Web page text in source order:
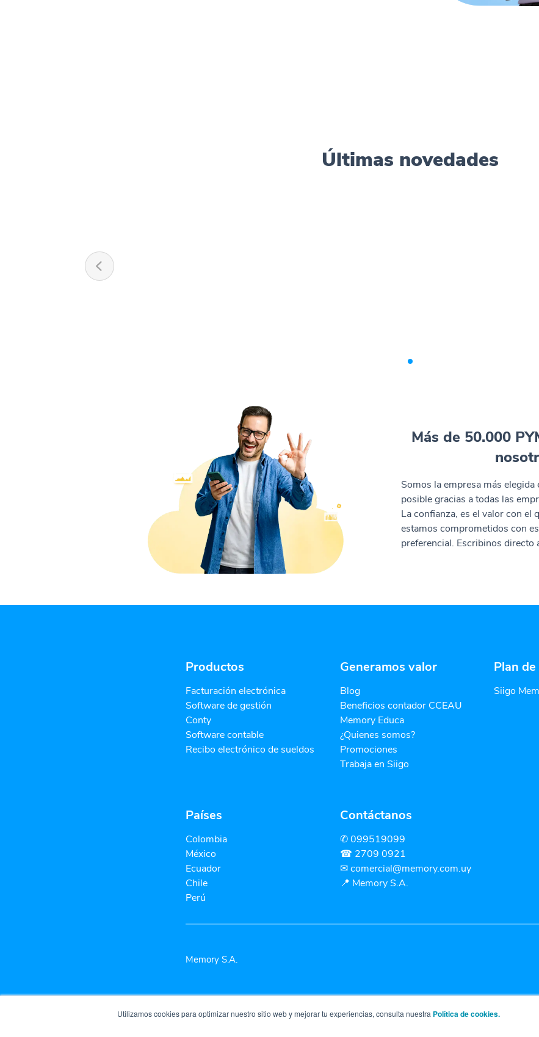
Utilizamos cookies para optimizar nuestro sitio web y mejorar tu experiencias, consulta nuestra Política de cookies.
Últimas novedades
Más de 50.000
Somos la empresa más
posible gracias a todas las
La confianza, es el valor con el
estamos comprometidos con
preferencial. Escribinos directo
Productos
Facturación electrónica
Software de gestión
Conty
Software contable
Recibo electrónico de sueldos
Generamos valor
Blog
Beneficios contador CCEAU
Memory Educa
¿Quienes somos?
Promociones
Trabaja en Siigo
Plan
Siigo
Países
Colombia
México
Ecuador
Chile
Perú
Contáctanos
✆ 099519099
☎ 2709 0921
✉comercial@memory.com.uy
📍 Memory S.A.
Memory S.A.